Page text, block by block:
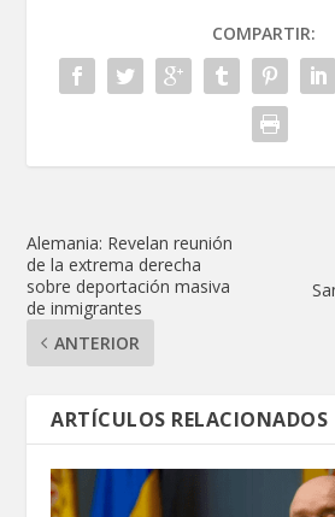
COMPARTIR:
Alemania: Revelan reunión
de la extrema derecha
sobre deportación masiva
de inmigrantes
ANTERIOR
ARTÍCULOS RELACIONADOS